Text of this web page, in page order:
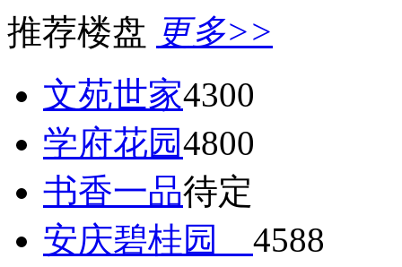
推荐楼盘 更多>>
文苑世家4300
学府花园4800
书香一品待定
安庆碧桂园 4588